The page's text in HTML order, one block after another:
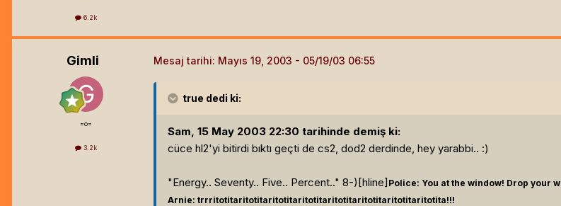
6.2k
Gimli
=o=
3.2k
Mesaj tarihi: Mayıs 19, 2003
true dedi ki:
Sam, 15 May 2003 22:30 tarihinde demiş ki:
cüce hl2'yi bitirdi bıktı geçti de cs2, dod2 derdinde, hey yarabbi.. :)
"Energy.. Seventy.. Five.. Percent.." 8-)[hline] Police: You at the window! Drop your
Arnie: trrritotitaritotitaritotitaritotitaritotitaritotitaritotitaritotita!!!